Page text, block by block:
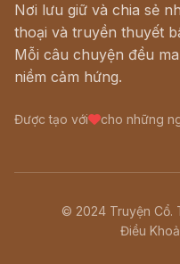
Nơi lưu giữ và chia sẻ
thoại và truyền thuyết
Mỗi câu chuyện đều
niềm cảm hứng.
Được tạo với cho những
© 2024 Truyện Cổ.
Điều